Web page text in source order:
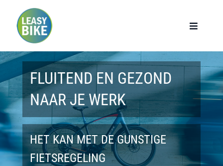
Toggle
Home
Werknemers
Werkgevers
Privé lease
FLUITEND EN GEZOND
NAAR JE WERK
HET KAN MET DE GUNSTIGE
FIETSREGELING